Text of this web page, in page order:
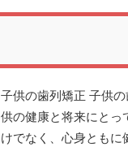
子供の歯列矯正 子供
供の健康と将来にとっ
けでなく、心身ともに